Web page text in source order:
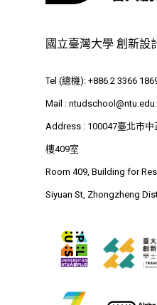
國立臺灣大學 創新設
Tel (總機): +886 2 3366
Mail :
Address : 100047臺北市
樓409室
Room 409, Building for
Siyuan St, Zhongzheng